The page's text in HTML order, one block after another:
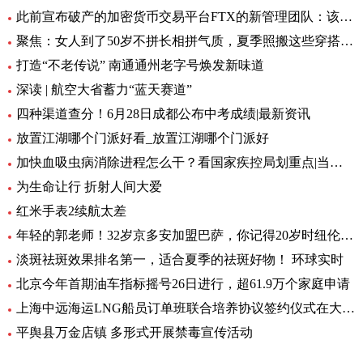
此前宣布破产的加密货币交易平台FTX的新管理团队：该公司已经恢复了70亿美元的流动性资产 世界报道
聚焦：女人到了50岁不拼长相拼气质，夏季照搬这些穿搭，高级又耐看
打造“不老传说” 南通通州老字号焕发新味道
深读 | 航空大省蓄力“蓝天赛道”
四种渠道查分！6月28日成都公布中考成绩|最新资讯
放置江湖哪个门派好看_放置江湖哪个门派好
加快血吸虫病消除进程怎么干？看国家疾控局划重点|当前视点
为生命让行 折射人间大爱
红米手表2续航太差
年轻的郭老师！32岁京多安加盟巴萨，你记得20岁时纽伦堡的他吗？
淡斑祛斑效果排名第一，适合夏季的祛斑好物！ 环球实时
北京今年首期油车指标摇号26日进行，超61.9万个家庭申请
上海中远海运LNG船员订单班联合培养协议签约仪式在大连海大举行|天天微资讯
平舆县万金店镇 多形式开展禁毒宣传活动